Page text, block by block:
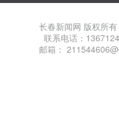
长春新闻网 版权所有
联系电话：
邮箱：